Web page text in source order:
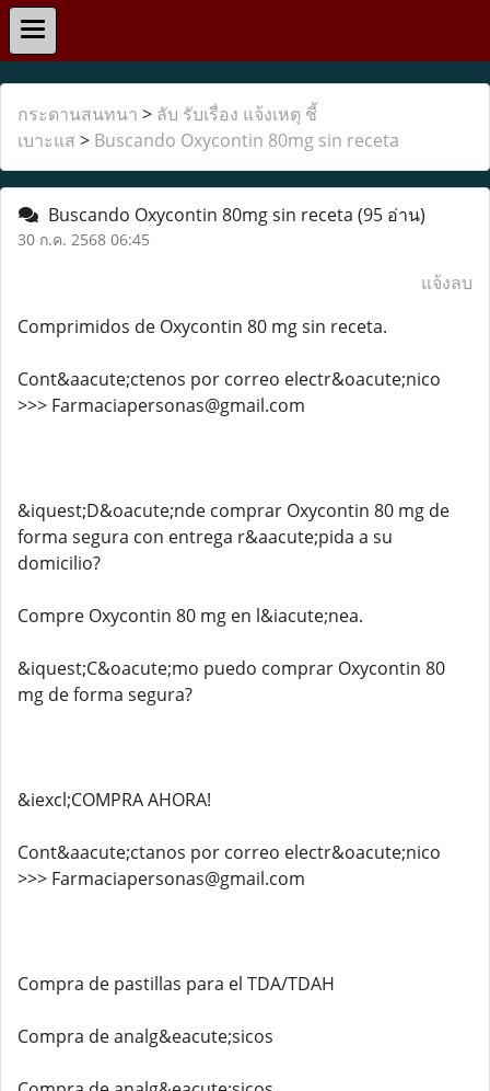
กระดานสนทนา > ลับ รับเรื่อง แจ้งเหตุ ชี้
เบาะแส > Buscando Oxycontin 80mg sin receta
Buscando Oxycontin 80mg sin receta (95 อ่าน)
30 ก.ค. 2568 06:45
แจ้งลบ
Comprimidos de Oxycontin 80 mg sin receta.
Cont&aacute;ctenos por correo electr&oacute;nico
>>> Farmaciapersonas@gmail.com
&iquest;D&oacute;nde comprar Oxycontin 80 mg de
forma segura con entrega r&aacute;pida a su
domicilio?
Compre Oxycontin 80 mg en l&iacute;nea.
&iquest;C&oacute;mo puedo comprar Oxycontin 80
mg de forma segura?
&iexcl;COMPRA AHORA!
Cont&aacute;ctanos por correo electr&oacute;nico
>>> Farmaciapersonas@gmail.com
Compra de pastillas para el TDA/TDAH
Compra de analg&eacute;sicos